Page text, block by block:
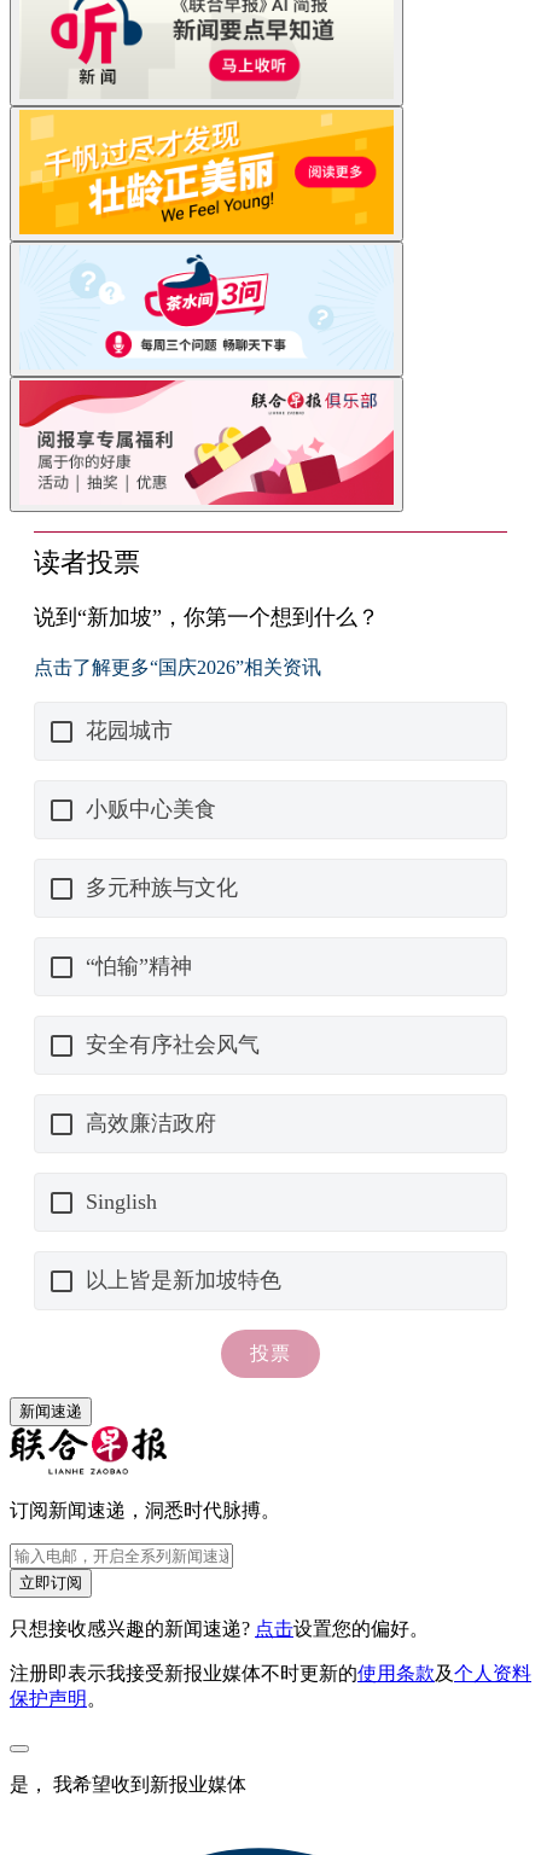
新闻速递
订阅新闻速递，洞悉时代脉搏。
立即订阅
只想接收感兴趣的新闻速递? 点击设置您的偏好。
注册即表示我接受新报业媒体不时更新的使用条款及个人资料
保护声明。
是， 我希望收到新报业媒体